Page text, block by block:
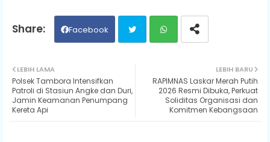
Facebook
ats
LEBIH BARU
RAPIMNAS Laskar Merah Putih
2026 Resmi Dibuka, Perkuat
Soliditas Organisasi dan
Komitmen Kebangsaan
LEBIH LAMA
Polsek Tambora Intensifkan
Patroli di Stasiun Angke dan Duri,
Jamin Keamanan Penumpang
Kereta Api